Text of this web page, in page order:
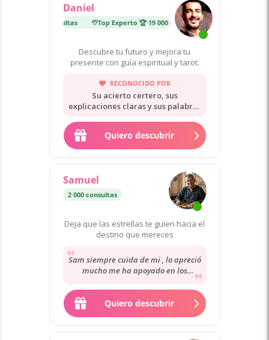
Daniel
19 000 consultas Top Experto 🏆 ·19 000 consultas
Descubre tu futuro y mejora tu
presente con guía espiritual y tarot.
RECONOCIDO POR
Su acierto certero, sus
explicaciones claras y sus palabras
Quiero descubrir
Samuel
2 000 consultas
Deja que las estrellas te guíen hacia el
destino que mereces
Sam siempre cuida de mi , lo apreció
mucho me ha apoyado en los
momentos más difíciles de mi vida ,
su orientación...
Quiero descubrir